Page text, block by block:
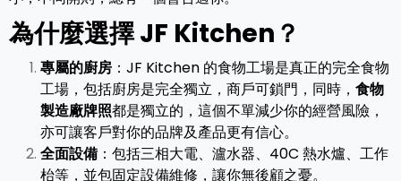
為什麼選擇 JF Kitchen？
專屬的廚房 ：JF Kitchen 的食物工場是真正的完全食物
工場，包括廚房是完全獨立，商戶可鎖門，同時， 食物
製造廠牌照都是獨立的，這個不單減少你的經營風險，
亦可讓客戶對你的品牌及產品更有信心。
全面設備 ：包括三相大電、瀘水器、40C 熱水爐、工作
枱等，並包固定設備維修，讓你無後顧之憂。